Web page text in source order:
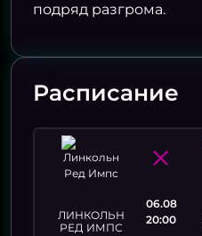
подряд разгрома.
Расписание
ЛИНКОЛЬН
РЕД ИМПС
06.08
20:00